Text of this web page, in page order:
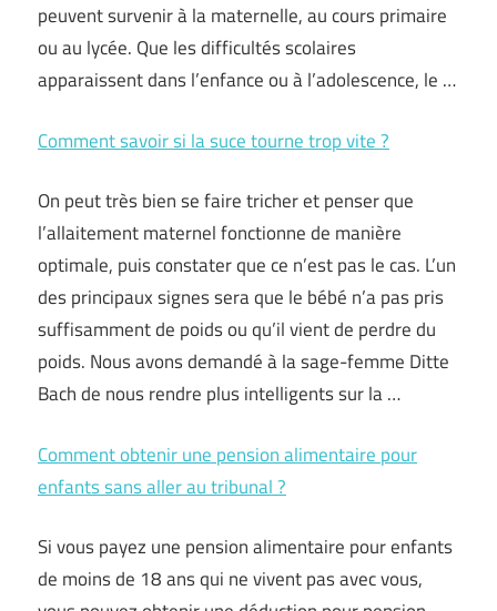
peuvent survenir à la maternelle, au cours primaire
ou au lycée. Que les difficultés scolaires
apparaissent dans l’enfance ou à l’adolescence, le …
Comment savoir si la suce tourne trop vite ?
On peut très bien se faire tricher et penser que
l’allaitement maternel fonctionne de manière
optimale, puis constater que ce n’est pas le cas. L’un
des principaux signes sera que le bébé n’a pas pris
suffisamment de poids ou qu’il vient de perdre du
poids. Nous avons demandé à la sage-femme Ditte
Bach de nous rendre plus intelligents sur la …
Comment obtenir une pension alimentaire pour
enfants sans aller au tribunal ?
Si vous payez une pension alimentaire pour enfants
de moins de 18 ans qui ne vivent pas avec vous,